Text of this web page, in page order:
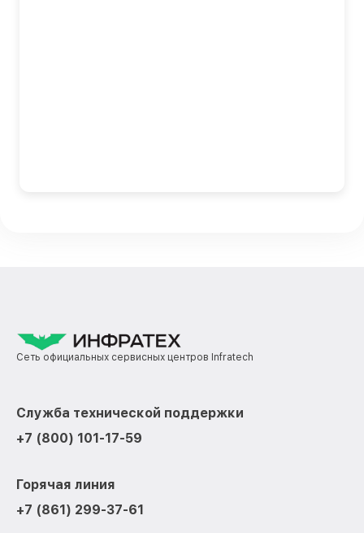
Сеть официальных сервисных центров Infratech
Служба технической поддержки
+7 (800) 101-17-59
Горячая линия
+7 (861) 299-37-61